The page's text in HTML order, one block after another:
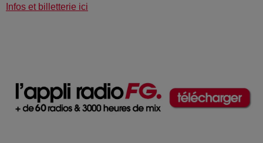
Infos et billetterie ici